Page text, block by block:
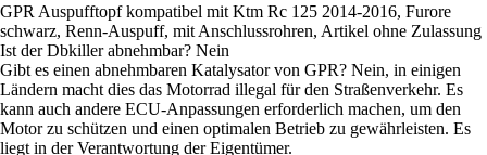
GPR Auspufftopf kompatibel mit Ktm Rc 125 2014-2016, Furore
schwarz, Renn-Auspuff, mit Anschlussrohren, Artikel ohne Zulassung
Ist der Dbkiller abnehmbar? Nein
Gibt es einen abnehmbaren Katalysator von GPR? Nein, in einigen
Ländern macht dies das Motorrad illegal für den Straßenverkehr. Es
kann auch andere ECU-Anpassungen erforderlich machen, um den
Motor zu schützen und einen optimalen Betrieb zu gewährleisten. Es
liegt in der Verantwortung der Eigentümer.